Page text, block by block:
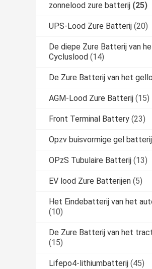
zonnelood zure batterij (25)
UPS-Lood Zure Batterij (20)
De diepe Zure Batterij van
Cycluslood (14)
De Zure Batterij van het
AGM-Lood Zure Batterij (15)
Front Terminal Battery (23)
Opzv buisvormige gel batterij
OPzS Tubulaire Batterij (13)
EV lood Zure Batterijen (5)
Het Eindebatterij van het
(10)
De Zure Batterij van het
(15)
Lifepo4-lithiumbatterij (45)